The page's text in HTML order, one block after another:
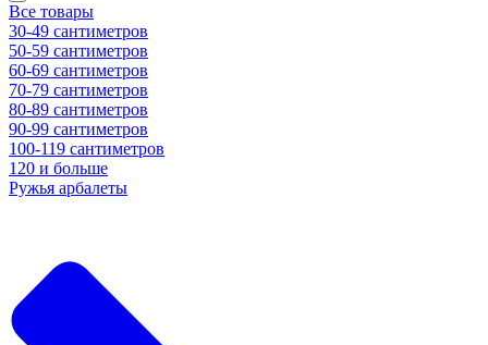
Все товары
30-49 сантиметров
50-59 сантиметров
60-69 сантиметров
70-79 сантиметров
80-89 сантиметров
90-99 сантиметров
100-119 сантиметров
120 и больше
Ружья арбалеты